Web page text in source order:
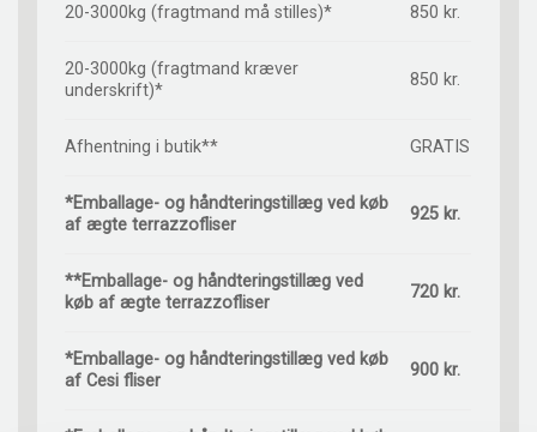
20-3000kg (fragtmand må stilles)* 850 kr.
20-3000kg (fragtmand kræver
underskrift)*
850 kr.
Afhentning i butik** GRATIS
*Emballage- og håndteringstillæg ved køb
af ægte terrazzofliser
925 kr.
**Emballage- og håndteringstillæg ved
køb af ægte terrazzofliser
720 kr.
*Emballage- og håndteringstillæg ved køb
af Cesi fliser
900 kr.